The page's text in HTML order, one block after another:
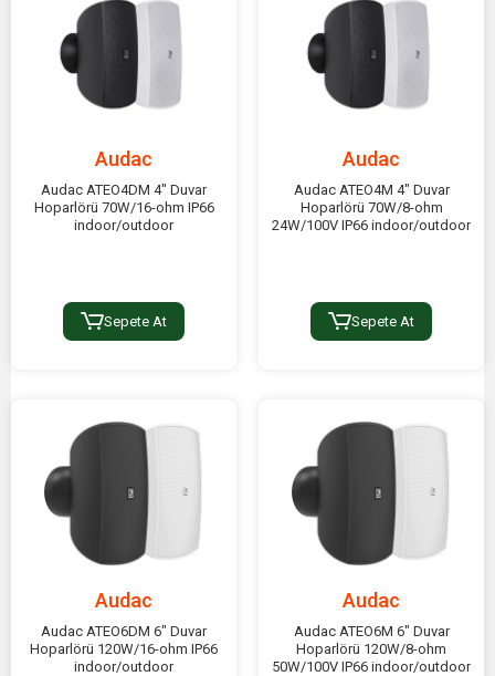
Audac
Audac ATEO4DM 4" Duvar
Hoparlörü 70W/16-ohm IP66
indoor/outdoor
Sepete At
Audac
Audac ATEO4M 4" Duvar
Hoparlörü 70W/8-ohm
24W/100V IP66 indoor/outdoor
Sepete At
Audac
Audac ATEO6DM 6" Duvar
Hoparlörü 120W/16-ohm IP66
indoor/outdoor
Audac
Audac ATEO6M 6" Duvar
Hoparlörü 120W/8-ohm
50W/100V IP66 indoor/outdoor